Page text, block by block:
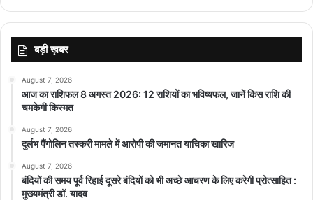
बड़ी ख़बर
August 7, 2026
आज का राशिफल 8 अगस्त 2026: 12 राशियों का भविष्यफल, जानें किस राशि की
चमकेगी किस्मत
August 7, 2026
दुर्लभ पैंगोलिन तस्करी मामले में आरोपी की जमानत याचिका खारिज
August 7, 2026
बंदियों की समय पूर्व रिहाई दूसरे बंदियों को भी अच्छे आचरण के लिए करेगी प्रोत्साहित :
मुख्यमंत्री डॉ. यादव